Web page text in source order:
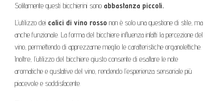
Solitamente questi bicchierini sono abbastanza piccoli.
L’utilizzo dei calici di vino rosso non è solo una questione di stile, ma
anche funzionale. La forma del bicchiere influenza infatti la percezione del
vino, permettendo di apprezzarne meglio le caratteristiche organolettiche.
Inoltre, l’utilizzo del bicchiere giusto consente di esaltare le note
aromatiche e gustative del vino, rendendo l’esperienza sensoriale più
piacevole e soddisfacente.